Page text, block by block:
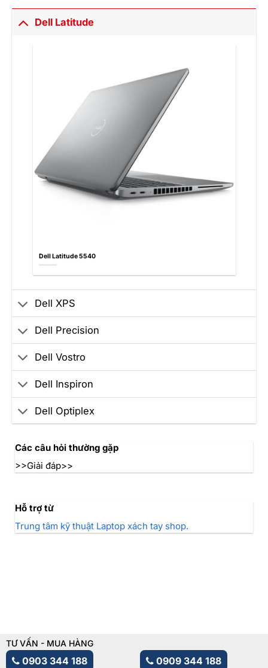
Dell Latitude
Dell Latitude 5540
Dell XPS
Dell Precision
Dell Vostro
Dell Inspiron
Dell Optiplex
Các câu hỏi thường gặp
>>Giải đáp>>
Hỗ trợ từ
Trung tâm kỹ thuật Laptop xách tay shop.
TƯ VẤN - MUA HÀNG
0903 344 188 0909 344 188